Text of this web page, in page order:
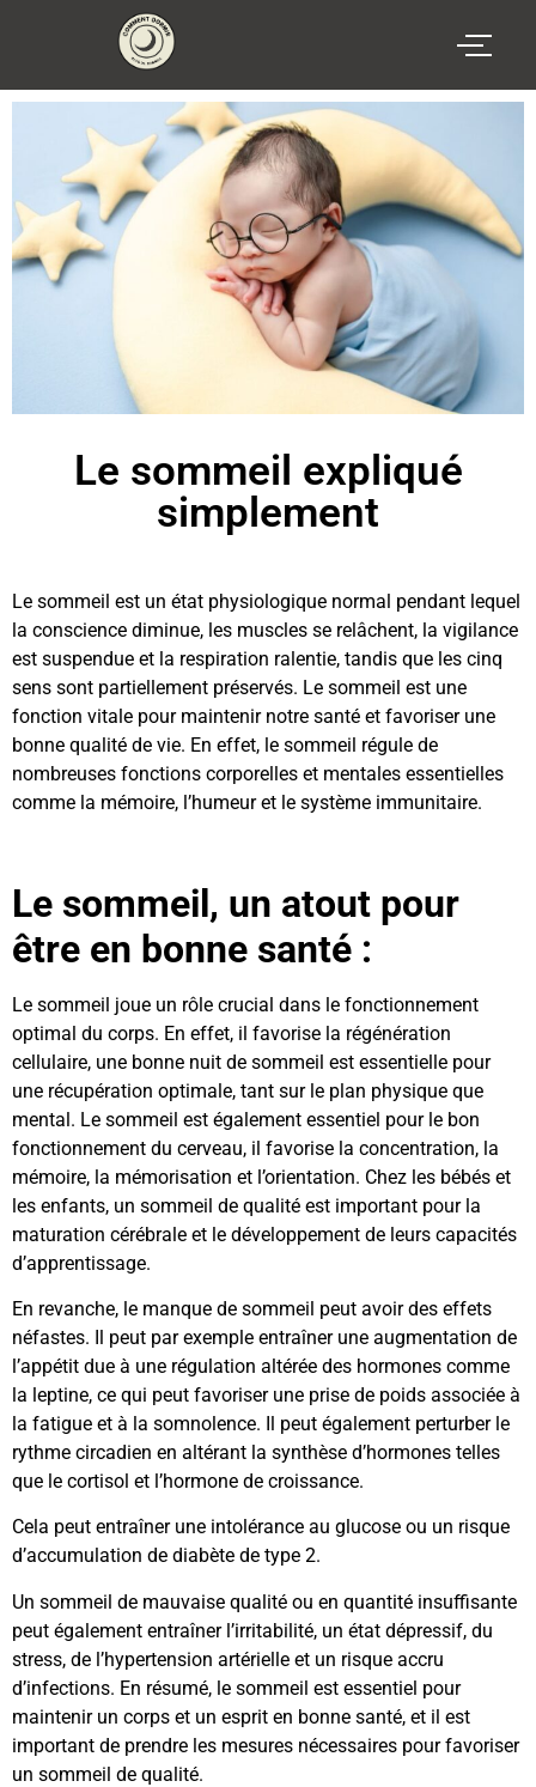
Le sommeil expliqué
simplement
Le sommeil est un état physiologique normal pendant lequel
la conscience diminue, les muscles se relâchent, la vigilance
est suspendue et la respiration ralentie, tandis que les cinq
sens sont partiellement préservés. Le sommeil est une
fonction vitale pour maintenir notre santé et favoriser une
bonne qualité de vie. En effet, le sommeil régule de
nombreuses fonctions corporelles et mentales essentielles
comme la mémoire, l’humeur et le système immunitaire.
Le sommeil, un atout pour
être en bonne santé :
Le sommeil joue un rôle crucial dans le fonctionnement
optimal du corps. En effet, il favorise la régénération
cellulaire, une bonne nuit de sommeil est essentielle pour
une récupération optimale, tant sur le plan physique que
mental. Le sommeil est également essentiel pour le bon
fonctionnement du cerveau, il favorise la concentration, la
mémoire, la mémorisation et l’orientation. Chez les bébés et
les enfants, un sommeil de qualité est important pour la
maturation cérébrale et le développement de leurs capacités
d’apprentissage.
En revanche, le manque de sommeil peut avoir des effets
néfastes. Il peut par exemple entraîner une augmentation de
l’appétit due à une régulation altérée des hormones comme
la leptine, ce qui peut favoriser une prise de poids associée à
la fatigue et à la somnolence. Il peut également perturber le
rythme circadien en altérant la synthèse d’hormones telles
que le cortisol et l’hormone de croissance.
Cela peut entraîner une intolérance au glucose ou un risque
d’accumulation de diabète de type 2.
Un sommeil de mauvaise qualité ou en quantité insuffisante
peut également entraîner l’irritabilité, un état dépressif, du
stress, de l’hypertension artérielle et un risque accru
d’infections. En résumé, le sommeil est essentiel pour
maintenir un corps et un esprit en bonne santé, et il est
important de prendre les mesures nécessaires pour favoriser
un sommeil de qualité.